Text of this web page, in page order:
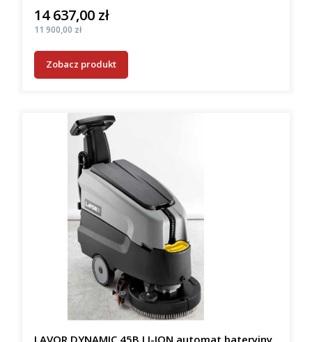
Cena
14 637,00 zł
Cena
11 900,00 zł
Zobacz produkt
LAVOR DYNAMIC 45B LI-ION automat bateryjny